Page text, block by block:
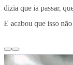
dizia que ia passar,
E acabou que isso